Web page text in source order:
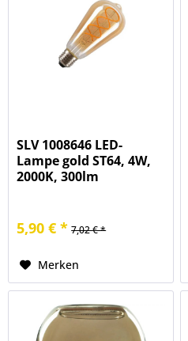
SLV 1008646 LED-
Lampe gold ST64, 4W,
2000K, 300lm
5,90 € * 7,02 € *
Merken